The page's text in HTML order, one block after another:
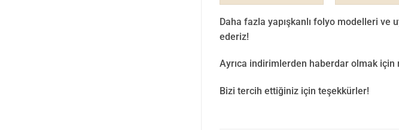
Daha fazla yapışkanlı folyo modelleri ve
ederiz!
Ayrıca indirimlerden haberdar olmak için
Bizi tercih ettiğiniz için teşekkürler!